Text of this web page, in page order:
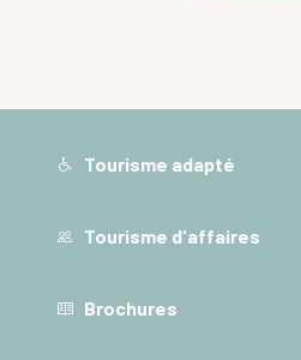
Tourisme adapté
Tourisme d'affaires
Brochures